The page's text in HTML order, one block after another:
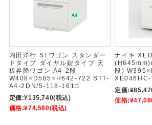
内田洋行 STワゴン スタンダー
ドタイプ ダイヤル錠タイプ 天
板昇降ワゴン A4-2段
W408×D585×H642-722 STT-
A4-2DN/5-118-161□
定価:¥135,740(税込)
価格:¥74,580(税込)
ナイキ
段)
XE046HC-
定価:
価格: